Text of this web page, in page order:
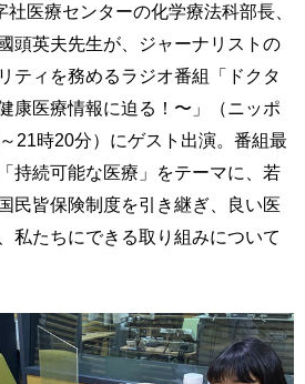
医療センターの化学療法科部長、
頭英夫先生が、ジャーナリストの
ティを務めるラジオ番組「ドクタ
康医療情報に迫る！〜」（ニッポ
21時20分）にゲスト出演。番組最
持続可能な医療」をテーマに、若
民皆保険制度を引き継ぎ、良い医
私たちにできる取り組みについて